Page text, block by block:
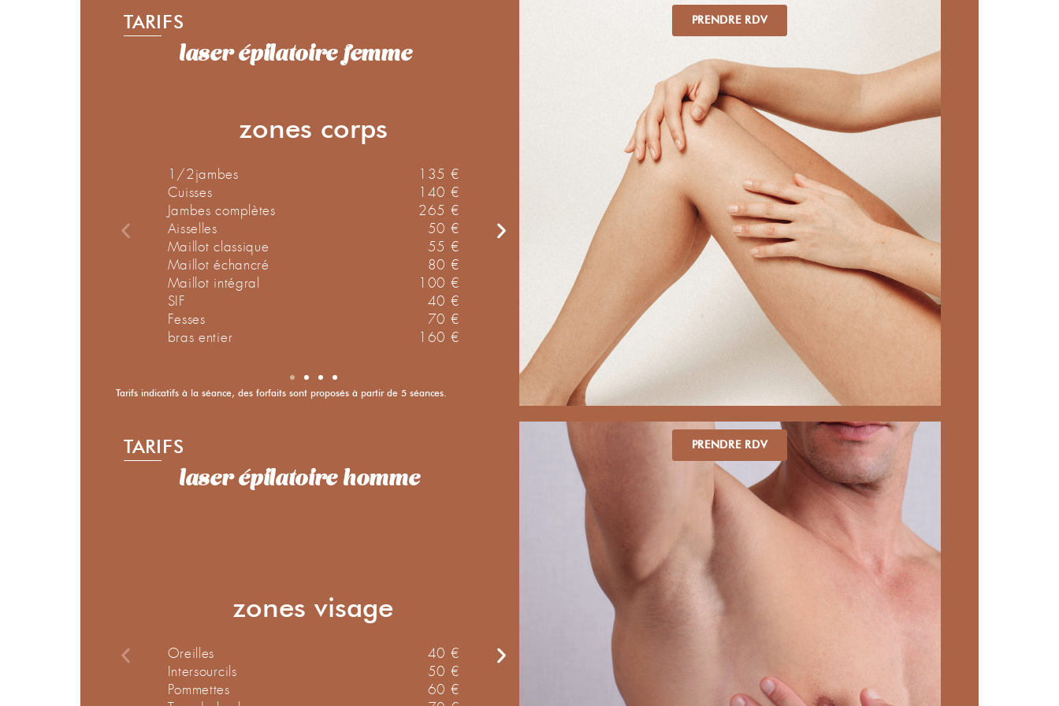
TARIFS
laser épilatoire femme
zones corps
1/2jambes
135 €
Cuisses
140 €
Jambes complètes
265 €
Aisselles
50 €
Maillot classique
55 €
Maillot échancré
80 €
Maillot intégral
100 €
SIF
40 €
Fesses
70 €
bras entier
160 €
zones visage
espaces intersourcils
35 €
Lèvre supérieure
40 €
50 €
40 €
Visage entier
110 €
Lèvre + menton
Maillot intégral + aisselles
1/2 jambes + maillot classique
Jambes complètes + maillot
Jambes complètes + aisselles +
intégral + SIF
Tarifs indicatifs à la séance, des forfaits sont proposés à partir de 5 séances.
PRENDRE RDV
TARIFS
laser épilatoire homme
zones visage
Oreilles
40 €
Intersourcils
50 €
Pommettes
60 €
zones corps
150 €
190 €
Col de chemise + contour de
Torse entier + aisselles
Torse entier + cou
PRENDRE RDV